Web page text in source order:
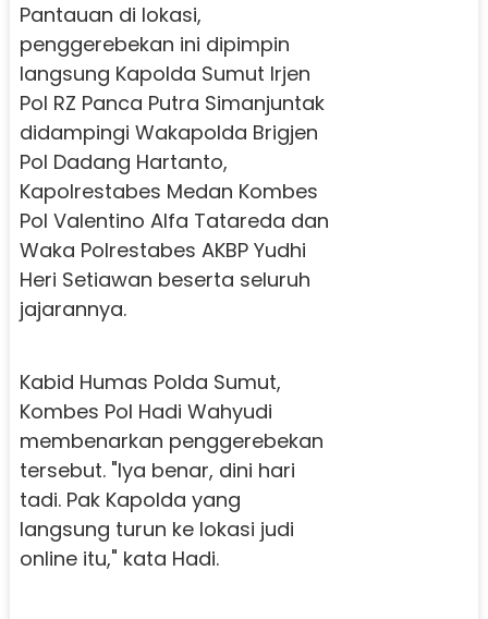
Pantauan di lokasi,
penggerebekan ini dipimpin
langsung Kapolda Sumut Irjen
Pol RZ Panca Putra Simanjuntak
didampingi Wakapolda Brigjen
Pol Dadang Hartanto,
Kapolrestabes Medan Kombes
Pol Valentino Alfa Tatareda dan
Waka Polrestabes AKBP Yudhi
Heri Setiawan beserta seluruh
jajarannya.
Kabid Humas Polda Sumut,
Kombes Pol Hadi Wahyudi
membenarkan penggerebekan
tersebut. "Iya benar, dini hari
tadi. Pak Kapolda yang
langsung turun ke lokasi judi
online itu," kata Hadi.